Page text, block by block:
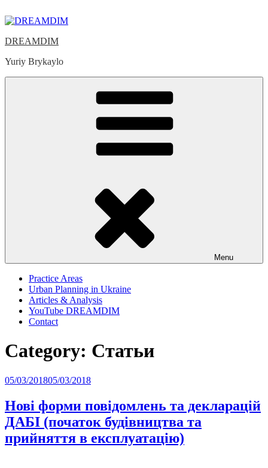
to
DREAMDIM
Yuriy Brykaylo
Menu
Practice Areas
Urban Planning in Ukraine
Articles & Analysis
YouTube DREAMDIM
Contact
Category: Статьи
Posted
05/03/201805/03/2018
Нові форми повідомлень та декларацій
ДАБІ (початок будівництва та
прийняття в експлуатацію)